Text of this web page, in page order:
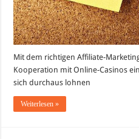
Mit dem richtigen Affiliate-
Kooperation mit Online-Casinos
sich durchaus lohnen
Weiterlesen »